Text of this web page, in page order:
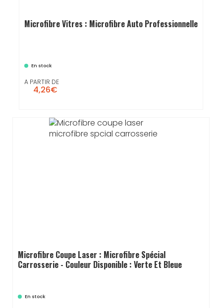
Microfibre Vitres : Microfibre Auto Professionnelle
En stock
A PARTIR DE
4,26€
Microfibre Coupe Laser : Microfibre Spécial
Carrosserie - Couleur Disponible : Verte Et Bleue
En stock